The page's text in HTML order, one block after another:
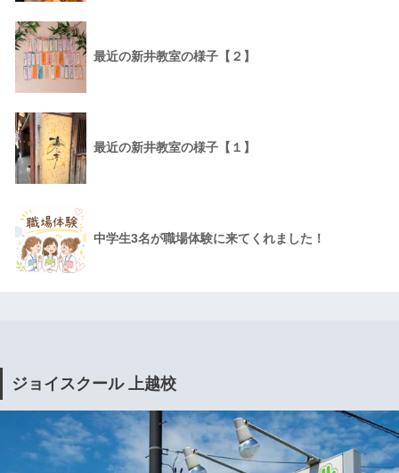
最近の新井教室の様子【２】
最近の新井教室の様子【１】
中学生3名が職場体験に来てくれました！
ジョイスクール 上越校